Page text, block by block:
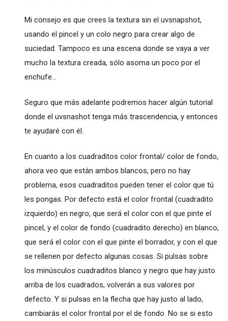
Mi consejo es que crees la textura sin el uvsnapshot,
usando el pincel y un colo negro para crear algo de
suciedad. Tampoco es una escena donde se vaya a ver
mucho la textura creada, sólo asoma un poco por el
enchufe...
Seguro que más adelante podremos hacer algún tutorial
donde el uvsnashot tenga más trascendencia, y entonces
te ayudaré con él.
En cuanto a los cuadraditos color frontal/ color de fondo,
ahora veo que están ambos blancos, pero no hay
problema, esos cuadraditos pueden tener el color que tú
les pongas. Por defecto está el color frontal (cuadradito
izquierdo) en negro, que será el color con el que pinte el
pincel, y el color de fondo (cuadradito derecho) en blanco,
que será el color con el que pinte el borrador, y con el que
se rellenen por defecto algunas cosas. Si pulsas sobre
los minúsculos cuadraditos blanco y negro que hay justo
arriba de los cuadrados, volverán a sus valores por
defecto. Y si pulsas en la flecha que hay justo al lado,
cambiarás el color frontal por el de fondo. No se si esto